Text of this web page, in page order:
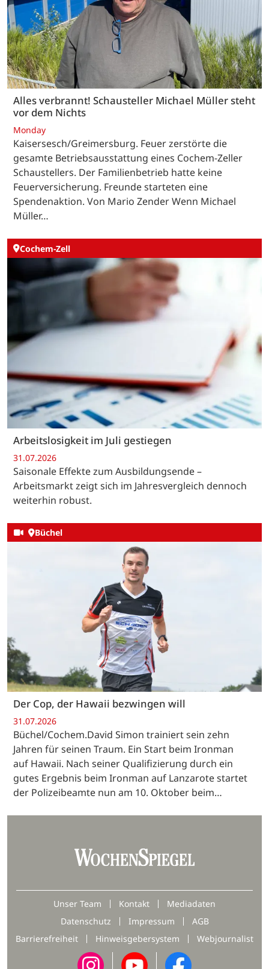
Alles verbrannt! Schausteller Michael Müller steht
vor dem Nichts
Monday
Kaisersesch/Greimersburg. Feuer zerstörte die
gesamte Betriebsausstattung eines Cochem-Zeller
Schaustellers. Der Familienbetrieb hatte keine
Feuerversicherung. Freunde starteten eine
Spendenaktion. Von Mario Zender Wenn Michael
Müller…
Cochem-Zell
Arbeitslosigkeit im Juli gestiegen
31.07.2026
Saisonale Effekte zum Ausbildungsende –
Arbeitsmarkt zeigt sich im Jahresvergleich dennoch
weiterhin robust.
Büchel
Der Cop, der Hawaii bezwingen will
31.07.2026
Büchel/Cochem.David Simon trainiert sein zehn
Jahren für seinen Traum. Ein Start beim Ironman
auf Hawaii. Nach seiner Qualifizierung durch ein
gutes Ergebnis beim Ironman auf Lanzarote startet
der Polizeibeamte nun am 10. Oktober beim…
Unser Team Kontakt
Mediadaten
Datenschutz
Impressum
AGB
Barrierefreiheit
Hinweisgebersystem Webjournalist